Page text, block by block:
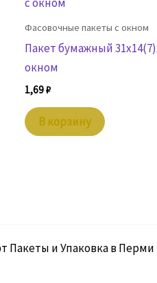
Фасовочные пакеты с окном
Пакет бумажный
окном
1,69₽
В корзину
Пакеты и Упаковка в Перми